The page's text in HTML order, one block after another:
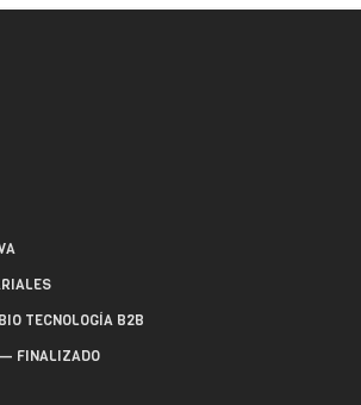
TECNOLOGÍA B2B
FINALIZADO